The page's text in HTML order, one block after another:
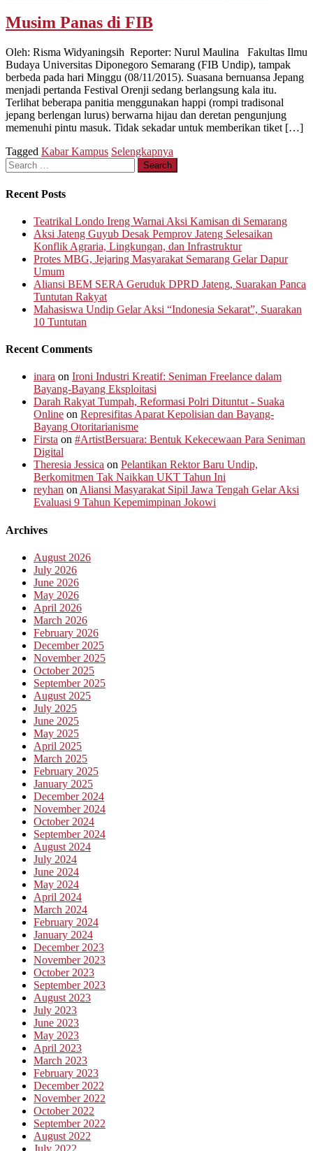
Musim Panas di FIB
Oleh: Risma Widyaningsih Reporter: Nurul Maulina Fakultas Ilmu
Budaya Universitas Diponegoro Semarang (FIB Undip), tampak
berbeda pada hari Minggu (08/11/2015). Suasana bernuansa Jepang
menjadi pertanda Festival Orenji sedang berlangsung kala itu.
Terlihat beberapa panitia menggunakan happi (rompi tradisonal
jepang berlengan lurus) berwarna hijau dan deretan pengunjung
memenuhi pintu masuk. Tidak sekadar untuk memberikan tiket […]
Tagged Kabar Kampus Selengkapnya
Search
for:
Recent Posts
Teatrikal Londo Ireng Warnai Aksi Kamisan di Semarang
Aksi Jateng Guyub Desak Pemprov Jateng Selesaikan
Konflik Agraria, Lingkungan, dan Infrastruktur
Protes MBG, Jejaring Masyarakat Semarang Gelar Dapur
Umum
Aliansi BEM SERA Geruduk DPRD Jateng, Suarakan Panca
Tuntutan Rakyat
Mahasiswa Undip Gelar Aksi “Indonesia Sekarat”, Suarakan
10 Tuntutan
Recent Comments
inara on Ironi Industri Kreatif: Seniman Freelance dalam
Bayang-Bayang Eksploitasi
Darah Rakyat Tumpah, Reformasi Polri Dituntut - Suaka
Online on Represifitas Aparat Kepolisian dan Bayang-
Bayang Otoritarianisme
Firsta on #ArtistBersuara: Bentuk Kekecewaan Para Seniman
Digital
Theresia Jessica on Pelantikan Rektor Baru Undip,
Berkomitmen Tak Naikkan UKT Tahun Ini
reyhan on Aliansi Masyarakat Sipil Jawa Tengah Gelar Aksi
Evaluasi 9 Tahun Kepemimpinan Jokowi
Archives
August 2026
July 2026
June 2026
May 2026
April 2026
March 2026
February 2026
December 2025
November 2025
October 2025
September 2025
August 2025
July 2025
June 2025
May 2025
April 2025
March 2025
February 2025
January 2025
December 2024
November 2024
October 2024
September 2024
August 2024
July 2024
June 2024
May 2024
April 2024
March 2024
February 2024
January 2024
December 2023
November 2023
October 2023
September 2023
August 2023
July 2023
June 2023
May 2023
April 2023
March 2023
February 2023
December 2022
November 2022
October 2022
September 2022
August 2022
July 2022